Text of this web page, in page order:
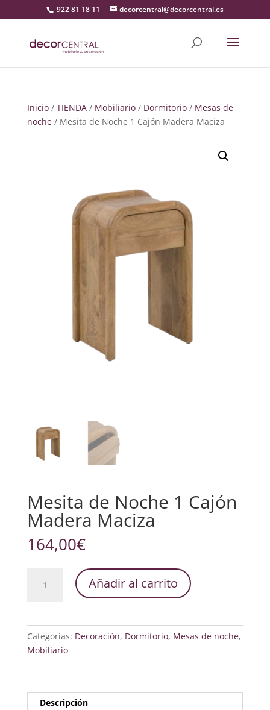
922 81 18 11 decorcentral@decorcentral.es
Inicio/ TIENDA/ Mobiliario/ Dormitorio/ Mesas de
noche/ Mesita de Noche 1 Cajón Madera Maciza
Mesita de Noche 1 Cajón
Madera Maciza
164,00€
Madera
Añadir al carrito
Categorías: Decoración, Dormitorio, Mesas de noche,
Mobiliario
Descripción